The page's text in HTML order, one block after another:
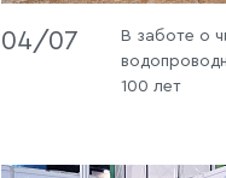
04/07
В заботе о
100 лет